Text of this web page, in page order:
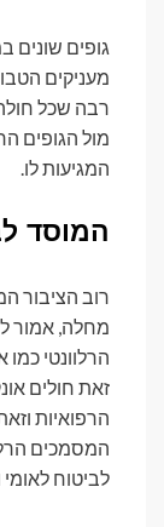
גופים שונים
מעניקים
רבה שכל
מול הגופים
המגיעות לו.
המוסד
רוב הציבור
מחלה, אמור
הרלוונטי
זאת חולים
הרפואיות
המסמכים
לביטוח